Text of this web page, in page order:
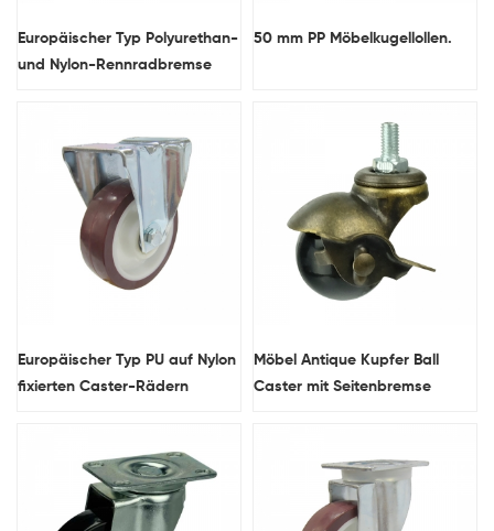
Europäischer Typ Polyurethan-
und Nylon-Rennradbremse
50 mm PP Möbelkugellollen.
Europäischer Typ PU auf Nylon
fixierten Caster-Rädern
Möbel Antique Kupfer Ball
Caster mit Seitenbremse